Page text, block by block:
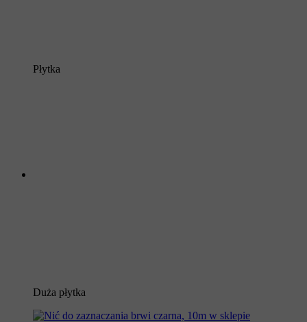
Płytka
Duża płytka